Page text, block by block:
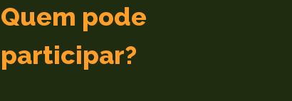
Quem pode
participar?